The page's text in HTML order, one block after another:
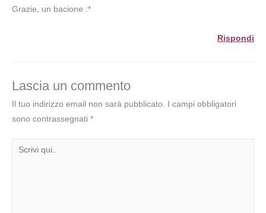
Grazie, un bacione :*
Rispondi
Lascia un commento
Il tuo indirizzo email non sarà pubblicato.
I campi obbligatori
sono contrassegnati *
Scrivi